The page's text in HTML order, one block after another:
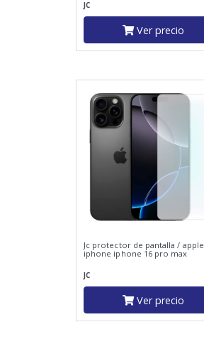
JC
Ver precio
Jc protector de pantalla / apple
iphone iphone 16 pro max
JC
Ver precio